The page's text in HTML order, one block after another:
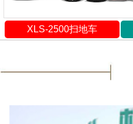
XLS-2500扫地车